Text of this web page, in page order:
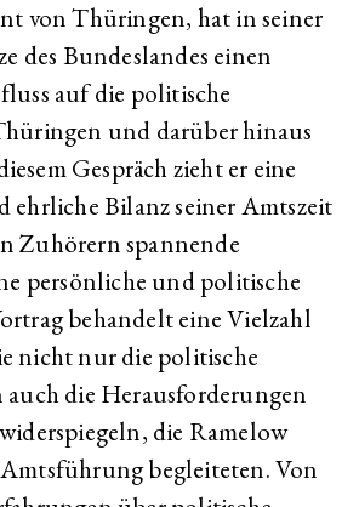
von Thüringen, hat in seiner
des Bundeslandes einen
auf die politische
und darüber hinaus
Gespräch zieht er eine
ehrliche Bilanz seiner Amtszeit
Zuhörern spannende
persönliche und politische
behandelt eine Vielzahl
nicht nur die politische
die Herausforderungen
die Ramelow
begleiteten. Von